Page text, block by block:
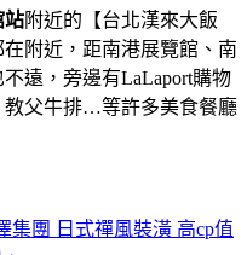
站附近的【台北漢來大飯
附近，距南港展覽館、南
遠，旁邊有LaLaport購物
教父牛排…等許多美食餐廳
集團 日式禪風裝潢 高cp值